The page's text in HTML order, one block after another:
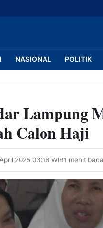
NASIONAL POLITIK
Lampung
Calon Haji
2025 03:16 WIB1 menit baca